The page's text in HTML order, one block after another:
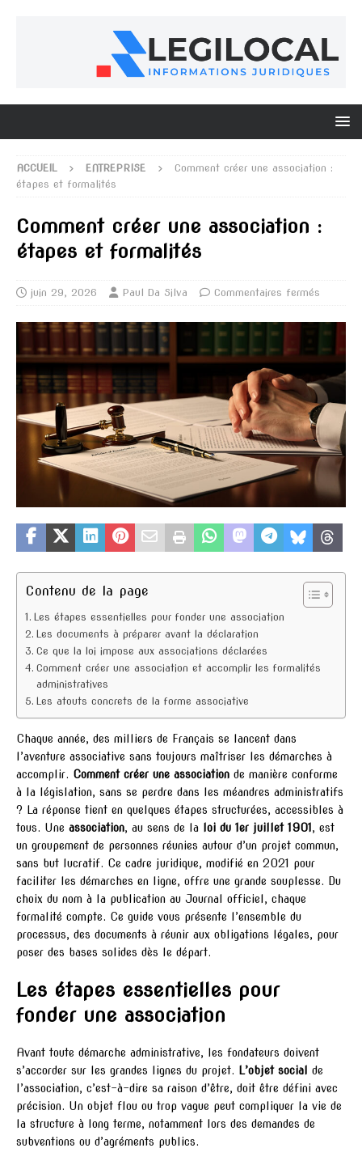
ACCUEIL ENTREPRISE
Comment créer une association :
étapes et formalités
Comment créer une association :
étapes et formalités
juin 29, 2026 Paul Da Silva Commentaires fermés
Contenu de la page
Les étapes essentielles pour fonder une association
Les documents à préparer avant la déclaration
Ce que la loi impose aux associations déclarées
Comment créer une association et accomplir les formalités
administratives
Les atouts concrets de la forme associative
Chaque année, des milliers de Français se lancent dans
l’aventure associative sans toujours maîtriser les démarches à
accomplir. Comment créer une association de manière conforme
à la législation, sans se perdre dans les méandres administratifs
? La réponse tient en quelques étapes structurées, accessibles à
tous. Une association, au sens de la loi du 1er juillet 1901 , est
un groupement de personnes réunies autour d’un projet commun,
sans but lucratif. Ce cadre juridique, modifié en 2021 pour
faciliter les démarches en ligne, offre une grande souplesse. Du
choix du nom à la publication au Journal officiel, chaque
formalité compte. Ce guide vous présente l’ensemble du
processus, des documents à réunir aux obligations légales, pour
poser des bases solides dès le départ.
Les étapes essentielles pour
fonder une association
Avant toute démarche administrative, les fondateurs doivent
s’accorder sur les grandes lignes du projet. L’objet social
de
l’association, c’est-à-dire sa raison d’être, doit être défini avec
précision. Un objet flou ou trop vague peut compliquer la vie de
la structure à long terme, notamment lors des demandes de
subventions ou d’agréments publics.